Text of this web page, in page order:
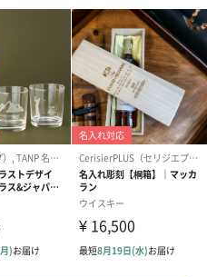
ない商品にのし風のカードを
場合があります。